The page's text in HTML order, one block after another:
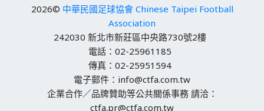
2026© 中華民國足球協會 Chinese Taipei Football
Association
242030 新北市新莊區中央路730號2樓
電話：02-25961185
傳真：02-25951594
電子郵件：info@ctfa.com.tw
企業合作／品牌贊助等公共關係事務 請洽：
ctfa.pr@ctfa.com.tw